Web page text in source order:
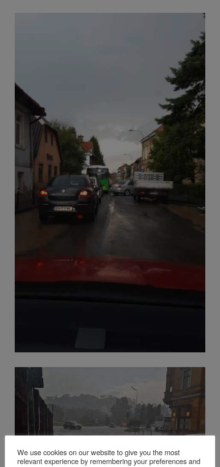
We use cookies on our website to give you the most
relevant experience by remembering your preferences and